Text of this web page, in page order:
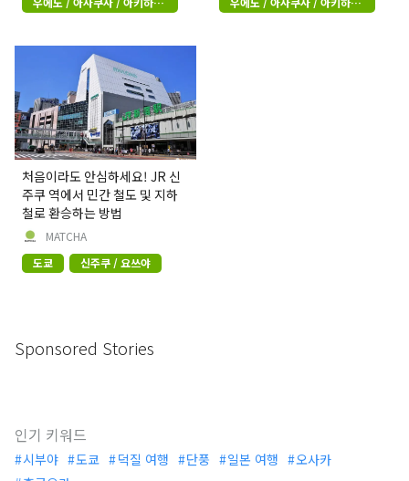
라 라
처음이라도 안심하세요! JR 신
주쿠 역에서 민간 철도 및 지하
철로 환승하는 방법
MATCHA
도쿄
신주쿠 / 요쓰야
Sponsored Stories
인기 키워드
시부야 도쿄 덕질 여행 단풍 일본 여행
오사카